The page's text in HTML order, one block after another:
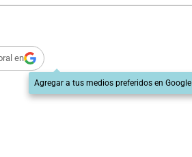
en
Agregar a tus medios preferidos en Google